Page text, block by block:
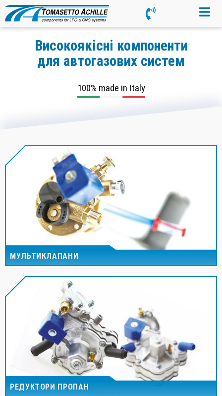
Високоякісні компоненти
для автогазових систем
100% made in Italy
МУЛЬТИКЛАПАНИ
РЕДУКТОРИ ПРОПАН